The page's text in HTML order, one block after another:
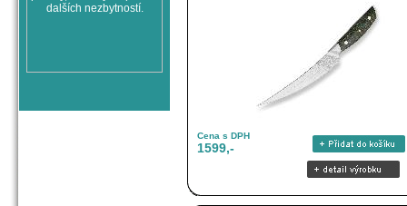
Cena s DPH
1599,-